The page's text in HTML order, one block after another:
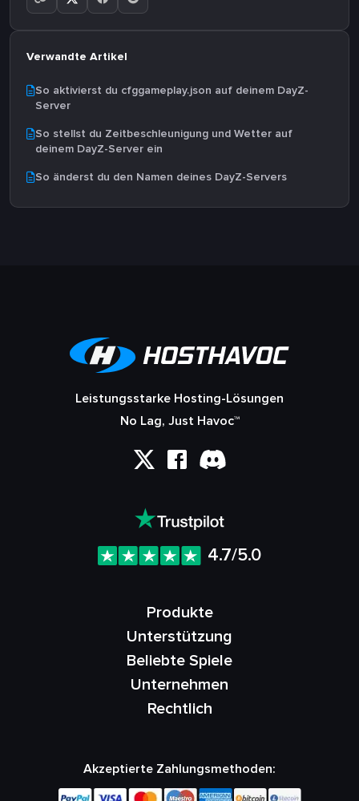
Verwandte Artikel
So aktivierst du cfggameplay.json auf deinem DayZ-
Server
So stellst du Zeitbeschleunigung und Wetter auf
deinem DayZ-Server ein
So änderst du den Namen deines DayZ-Servers
Leistungsstarke Hosting-Lösungen
No Lag, Just Havoc™
4.7/5.0
Produkte
Unterstützung
Beliebte Spiele
Unternehmen
Rechtlich
Akzeptierte Zahlungsmethoden: